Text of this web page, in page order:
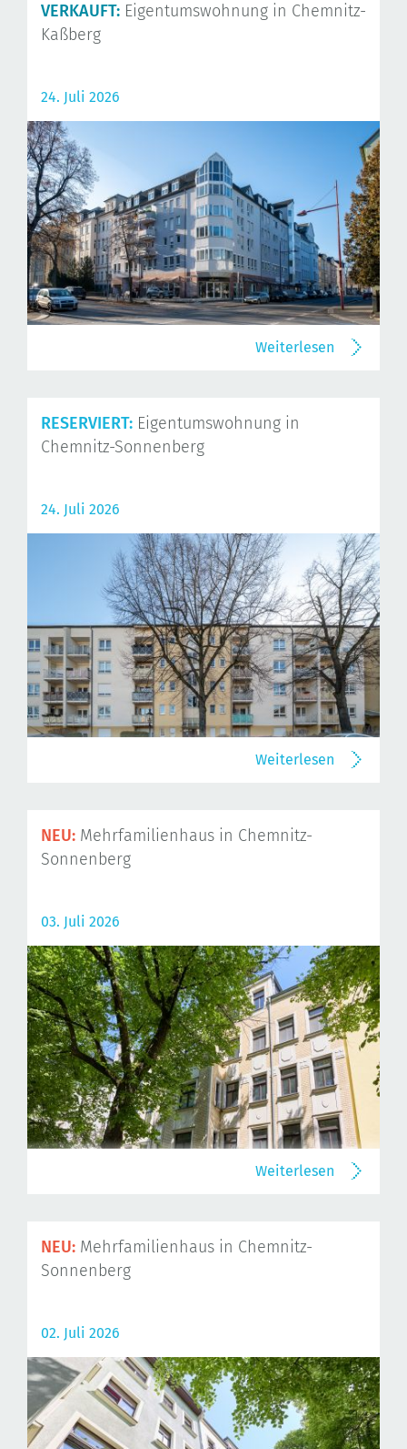
VERKAUFT: Eigentumswohnung in Chemnitz-
Kaßberg
24. Juli 2026
Weiterlesen
RESERVIERT: Eigentumswohnung in
Chemnitz-Sonnenberg
24. Juli 2026
Weiterlesen
NEU: Mehrfamilienhaus in Chemnitz-
Sonnenberg
03. Juli 2026
Weiterlesen
NEU: Mehrfamilienhaus in Chemnitz-
Sonnenberg
02. Juli 2026